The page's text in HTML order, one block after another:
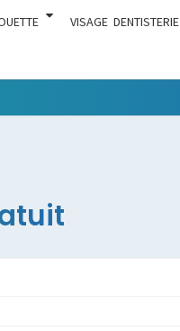
VISAGE DENTISTERIE